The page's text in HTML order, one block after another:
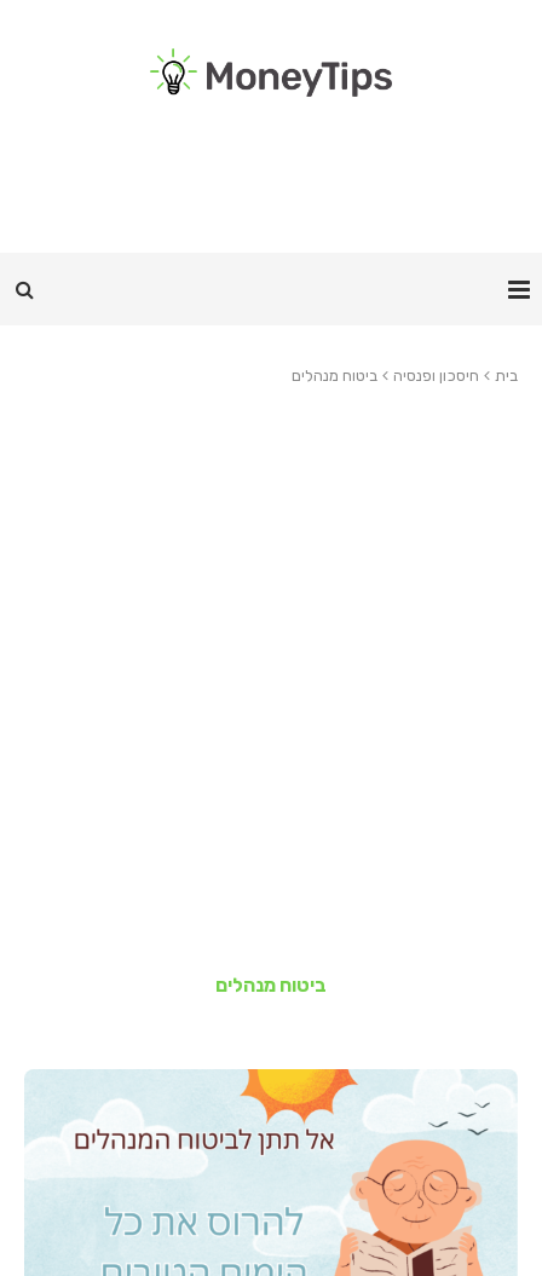
בית חיסכון ופנסיה ביטוח מנהלים
ביטוח מנהלים